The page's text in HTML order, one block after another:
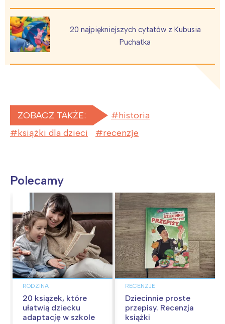
20 najpiękniejszych cytatów z Kubusia
Puchatka
ZOBACZ TAKŻE:
historia
książki dla dzieci
recenzje
Polecamy
RODZINA
20 książek, które
ułatwią dziecku
adaptację w szkole
RECENZJE
Dziecinnie proste
przepisy. Recenzja
książki